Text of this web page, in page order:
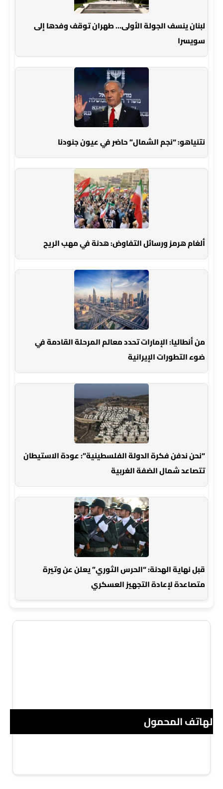
لبنان ينسف الجولة الأولى… طهران توقف وفدها إلى
سويسرا
نتنياهو: “نجم الشمال” حاضر في عيون جنودنا
ألغام هرمز ورسائل التفاوض: هدنة في مهب الريح
من أنطاليا: الإمارات تحدد معالم المرحلة القادمة في
ضوء التطورات الإيرانية
“نحن ندفن فكرة الدولة الفلسطينية”: عودة الاستيطان
تتصاعد شمال الضفة الغربية
قبل نهاية الهدنة: “الحرس الثوري” يعلن عن وتيرة
متصاعدة لإعادة التجهيز العسكري
الهاتف المحمول